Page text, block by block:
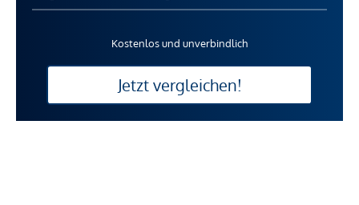
Kostenlos und unverbindlich
Jetzt vergleichen!